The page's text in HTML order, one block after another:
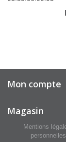
Mon compte
Magasin
Mentions
personnelles